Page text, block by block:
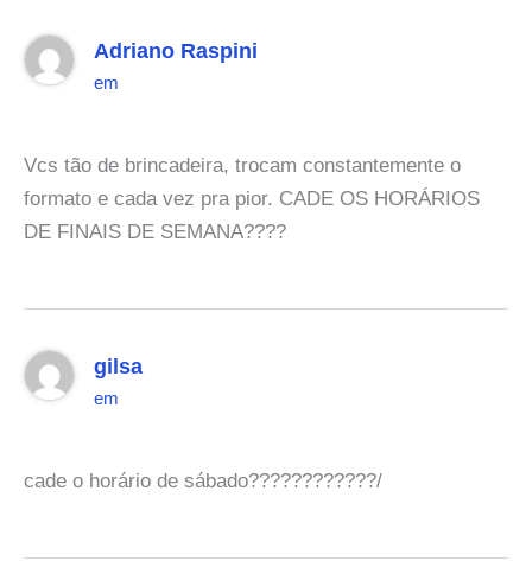
Adriano Raspini
em
Vcs tão de brincadeira, trocam constantemente o
formato e cada vez pra pior. CADE OS HORÁRIOS
DE FINAIS DE SEMANA????
gilsa
em
cade o horário de sábado????????????/